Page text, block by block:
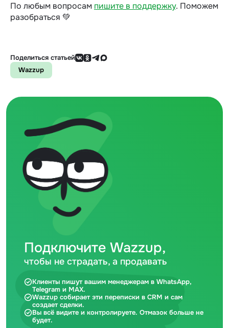
По любым вопросам пишите в поддержку. Поможем
разобраться 💚
Поделиться статьей
Wazzup
Подключите Wazzup,
чтобы не страдать, а продавать
Клиенты пишут вашим менеджерам в WhatsApp,
Telegram и MAX.
Wazzup собирает эти переписки в CRM и сам
создает сделки.
Вы всё видите и контролируете. Отмазок больше не
будет.